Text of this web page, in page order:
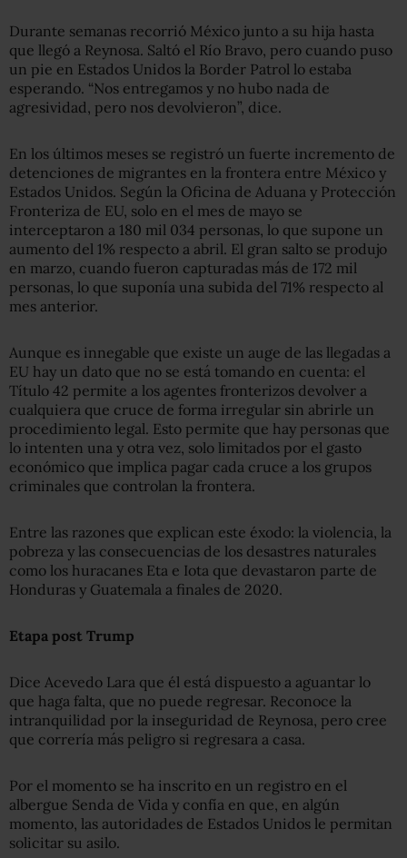
Durante semanas recorrió México junto a su hija hasta
que llegó a Reynosa. Saltó el Río Bravo, pero cuando puso
un pie en Estados Unidos la Border Patrol lo estaba
esperando. “Nos entregamos y no hubo nada de
agresividad, pero nos devolvieron”, dice.
En los últimos meses se registró un fuerte incremento de
detenciones de migrantes en la frontera entre México y
Estados Unidos. Según la Oficina de Aduana y Protección
Fronteriza de EU, solo en el mes de mayo se
interceptaron a 180 mil 034 personas, lo que supone un
aumento del 1% respecto a abril. El gran salto se produjo
en marzo, cuando fueron capturadas más de 172 mil
personas, lo que suponía una subida del 71% respecto al
mes anterior.
Aunque es innegable que existe un auge de las llegadas a
EU hay un dato que no se está tomando en cuenta: el
Título 42 permite a los agentes fronterizos devolver a
cualquiera que cruce de forma irregular sin abrirle un
procedimiento legal. Esto permite que hay personas que
lo intenten una y otra vez, solo limitados por el gasto
económico que implica pagar cada cruce a los grupos
criminales que controlan la frontera.
Entre las razones que explican este éxodo: la violencia, la
pobreza y las consecuencias de los desastres naturales
como los huracanes Eta e Iota que devastaron parte de
Honduras y Guatemala a finales de 2020.
Etapa post Trump
Dice Acevedo Lara que él está dispuesto a aguantar lo
que haga falta, que no puede regresar. Reconoce la
intranquilidad por la inseguridad de Reynosa, pero cree
que correría más peligro si regresara a casa.
Por el momento se ha inscrito en un registro en el
albergue Senda de Vida y confía en que, en algún
momento, las autoridades de Estados Unidos le permitan
solicitar su asilo.